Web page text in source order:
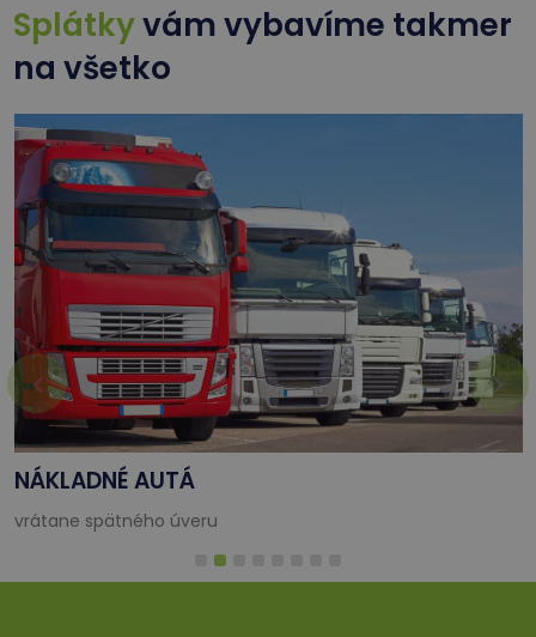
Splátkyvám vybavíme takmer
na všetko
NÁKLADNÉ AUTÁ
vrátane spätného úveru